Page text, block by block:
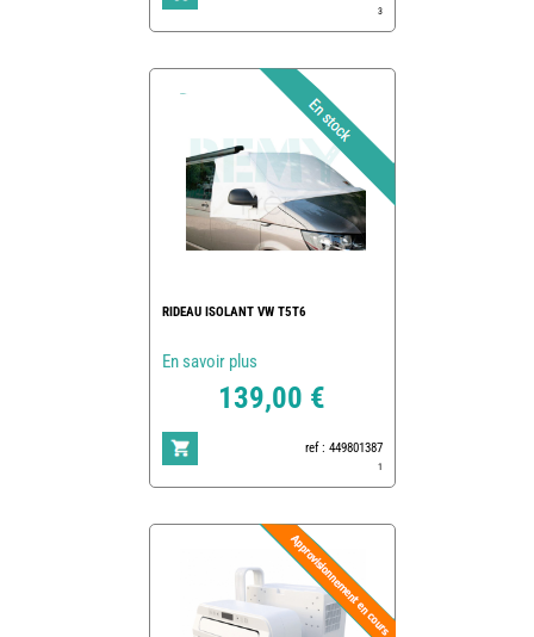
3
RIDEAU ISOLANT VW T5T6
En savoir plus
139,00 €
ref : 449801387
1